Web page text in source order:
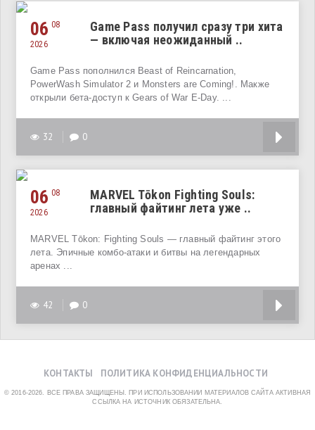
06 08
2026
Game Pass получил сразу три хита
— включая неожиданный ..
Game Pass пополнился Beast of Reincarnation,
PowerWash Simulator 2 и Monsters are Coming!. Макже
открыли бета-доступ к Gears of War E-Day. ...
32 0
06 08
2026
MARVEL Tōkon Fighting Souls:
главный файтинг лета уже ..
MARVEL Tōkon: Fighting Souls — главный файтинг этого
лета. Эпичные комбо-атаки и битвы на легендарных
аренах ...
42 0
КОНТАКТЫ ПОЛИТИКА КОНФИДЕНЦИАЛЬНОСТИ
© 2016-2026. ВСЕ ПРАВА ЗАЩИЩЕНЫ. ПРИ ИСПОЛЬЗОВАНИИ МАТЕРИАЛОВ САЙТА АКТИВНАЯ
ССЫЛКА НА ИСТОЧНИК ОБЯЗАТЕЛЬНА.